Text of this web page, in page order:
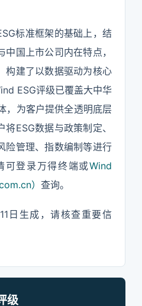
标准框架的基础上，结
国上市公司内在特点，
构建了以数据驱动为核心
ESG评级已覆盖大中华
，为客户提供全透明底层
ESG数据与政策制定、
险管理、指数编制等进行
可登录万得终端或Wind
） 查询。
日生成，请核查重要信
级